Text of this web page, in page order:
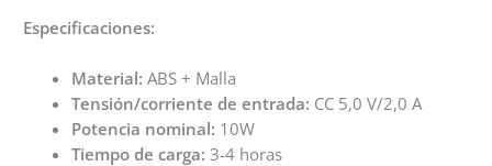
Especificaciones:
Material: ABS + Malla
Tensión/corriente de entrada: CC 5,0 V/2,0 A
Potencia nominal: 10W
Tiempo de carga: 3-4 horas